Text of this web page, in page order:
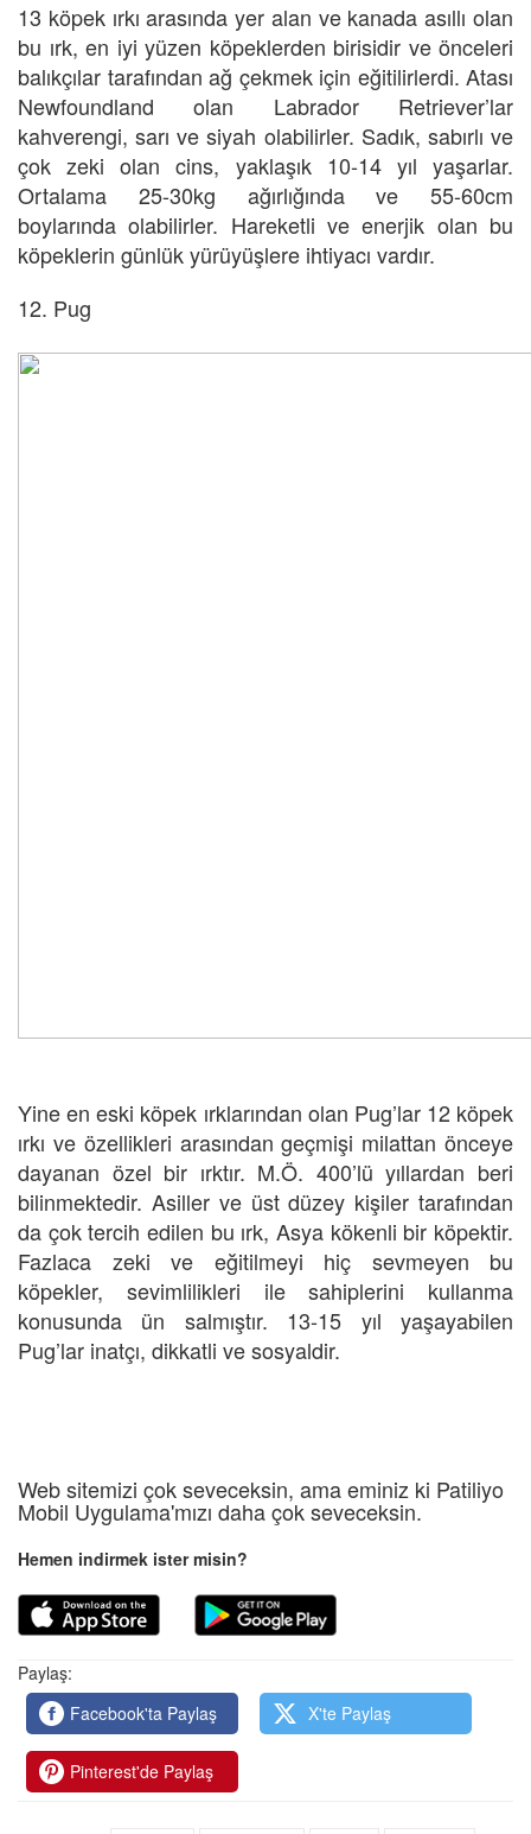
13 köpek ırkı arasında yer alan ve kanada asıllı olan
bu ırk, en iyi yüzen köpeklerden birisidir ve önceleri
balıkçılar tarafından ağ çekmek için eğitilirlerdi. Atası
Newfoundland olan Labrador Retriever’lar
kahverengi, sarı ve siyah olabilirler. Sadık, sabırlı ve
çok zeki olan cins, yaklaşık 10-14 yıl yaşarlar.
Ortalama 25-30kg ağırlığında ve 55-60cm
boylarında olabilirler. Hareketli ve enerjik olan bu
köpeklerin günlük yürüyüşlere ihtiyacı vardır.
12. Pug
Yine en eski köpek ırklarından olan Pug’lar 12 köpek
ırkı ve özellikleri arasından geçmişi milattan önceye
dayanan özel bir ırktır. M.Ö. 400’lü yıllardan beri
bilinmektedir. Asiller ve üst düzey kişiler tarafından
da çok tercih edilen bu ırk, Asya kökenli bir köpektir.
Fazlaca zeki ve eğitilmeyi hiç sevmeyen bu
köpekler, sevimlilikleri ile sahiplerini kullanma
konusunda ün salmıştır. 13-15 yıl yaşayabilen
Pug’lar inatçı, dikkatli ve sosyaldir.
Web sitemizi çok seveceksin, ama eminiz ki Patiliyo
Mobil Uygulama'mızı daha çok seveceksin.
Hemen indirmek ister misin?
Paylaş:
Facebook'ta Paylaş
X'te Paylaş
Pinterest'de Paylaş